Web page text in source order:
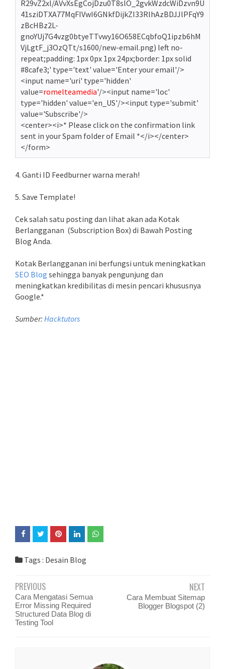
R29vZ2xl/AVvXsEgCojDzu0T8slO_2gvkWzdcWiDzvn9U
41sziDTXA77MqFIVwI6GNkfDijkZI33RlhAzBDJJlPFqY9
zBcHBz2L-
gnoYUj7G4vzg0btyeTTvwy16O658ECqbfoQ1ipzb6hM
VjLgtF_j3OzQTt/s1600/new-email.png) left no-
repeat;padding: 1px 0px 1px 24px;border: 1px solid
#8cafe3;' type='text' value='Enter your email'/>
<input name='uri' type='hidden'
value=romelteamedia'/><input name='loc'
type='hidden' value='en_US'/><input type='submit'
value='Subscribe'/>
<center><i>* Please click on the confirmation link
sent in your Spam folder of Email *</i></center>
</form>
4. Ganti ID Feedburner warna merah!
5. Save Template!
Cek salah satu posting dan lihat akan ada Kotak
Berlangganan (Subscription Box) di Bawah Posting
Blog Anda.
Kotak Berlangganan ini berfungsi untuk meningkatkan
SEO Blog sehingga banyak pengunjung dan
meningkatkan kredibilitas di mesin pencari khususnya
Google.*
Sumber: Hacktutors
Tags : Desain Blog
PREVIOUS
Cara Mengatasi Semua
Error Missing Required
Structured Data Blog di
Testing Tool
NEXT
Cara Membuat Sitemap
Blogger Blogspot (2)